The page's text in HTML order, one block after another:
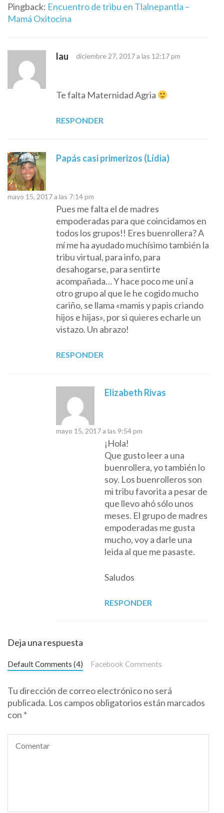
Pingback: Encuentro de tribu en Tlalnepantla –
Mamá Oxitocina
lau diciembre 27, 2017 a las 12:17 pm
Te falta Maternidad Agria
RESPONDER
Papás casi primerizos (Lídia)
mayo 15, 2017 a las 7:14 pm
Pues me falta el de madres
empoderadas para que coincidamos en
todos los grupos!! Eres buenrollera? A
mí me ha ayudado muchísimo también la
tribu virtual, para info, para
desahogarse, para sentirte
acompañada… Y hace poco me uní a
otro grupo al que le he cogido mucho
cariño, se llama «mamis y papis criando
hijos e hijas», por si quieres echarle un
vistazo. Un abrazo!
RESPONDER
Elizabeth Rivas
mayo 15, 2017 a las 9:54 pm
¡Hola!
Que gusto leer a una
buenrollera, yo también lo
soy. Los buenrolleros son
mi tribu favorita a pesar de
que llevo ahó sólo unos
meses. El grupo de madres
empoderadas me gusta
mucho, voy a darle una
leida al que me pasaste.
Saludos
RESPONDER
Deja una respuesta
Default Comments (4) Facebook Comments
Tu dirección de correo electrónico no será
publicada. Los campos obligatorios están marcados
con *